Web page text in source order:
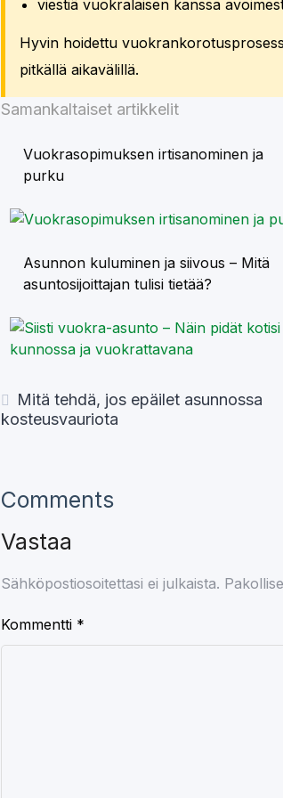
viestiä vuokralaisen kanssa
Hyvin hoidettu
pitkällä aikavälillä.
Samankaltaiset artikkelit
Vuokrasopimuksen irtisanominen ja
purku
Asunnon kuluminen ja siivous – Mitä
asuntosijoittajan tulisi tietää?
Mitä tehdä, jos epäilet asunnossa
kosteusvauriota
Comments
Vastaa
Sähköpostiosoitettasi ei julkaista.
Kommentti *